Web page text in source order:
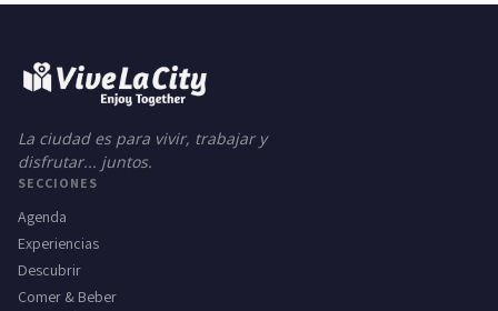
La ciudad es para vivir, trabajar y
disfrutar... juntos.
SECCIONES
Agenda
Experiencias
Descubrir
Comer & Beber